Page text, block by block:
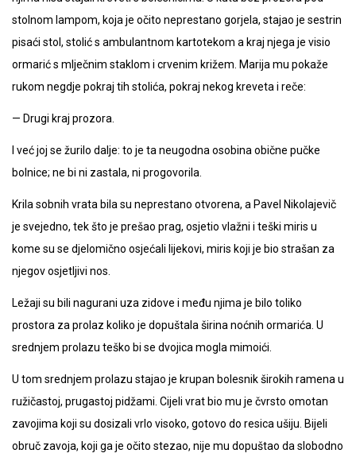
stolnom lampom, koja je očito neprestano gorjela, stajao je sestrin
pisaći stol, stolić s ambulantnom kartotekom a kraj njega je visio
ormarić s mlječnim staklom i crvenim križem. Marija mu pokaže
rukom negdje pokraj tih stolića, pokraj nekog kreveta i reče:
— Drugi kraj prozora.
I već joj se žurilo dalje: to je ta neugodna osobina obične pučke
bolnice; ne bi ni zastala, ni progovorila.
Krila sobnih vrata bila su neprestano otvorena, a Pavel Nikolajevič
je svejedno, tek što je prešao prag, osjetio vlažni i teški miris u
kome su se djelomično osjećali lijekovi, miris koji je bio strašan za
njegov osjetljivi nos.
Ležaji su bili nagurani uza zidove i među njima je bilo toliko
prostora za prolaz koliko je dopuštala širina noćnih ormarića. U
srednjem prolazu teško bi se dvojica mogla mimoići.
U tom srednjem prolazu stajao je krupan bolesnik širokih ramena u
ružičastoj, prugastoj pidžami. Cijeli vrat bio mu je čvrsto omotan
zavojima koji su dosizali vrlo visoko, gotovo do resica ušiju. Bijeli
obruč zavoja, koji ga je očito stezao, nije mu dopuštao da slobodno